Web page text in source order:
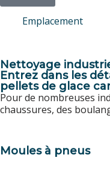
Emplacement
Nettoyage
Entrez dans les
pellets de glace
Pour de nombreuses
chaussures, des
Moules à pneus